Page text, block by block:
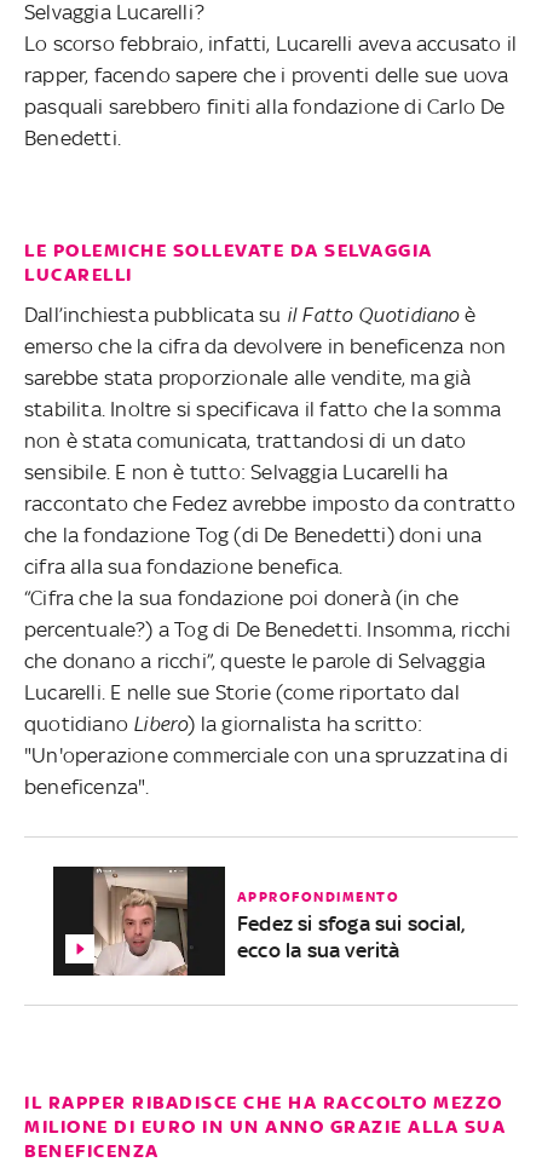
Selvaggia Lucarelli?
Lo scorso febbraio, infatti, Lucarelli aveva accusato il
rapper, facendo sapere che i proventi delle sue uova
pasquali sarebbero finiti alla fondazione di Carlo De
Benedetti.
LE POLEMICHE SOLLEVATE DA SELVAGGIA
LUCARELLI
Dall’inchiesta pubblicata su il Fatto Quotidianoè
emerso che la cifra da devolvere in beneficenza non
sarebbe stata proporzionale alle vendite, ma già
stabilita. Inoltre si specificava il fatto che la somma
non è stata comunicata, trattandosi di un dato
sensibile. E non è tutto: Selvaggia Lucarelli ha
raccontato che Fedez avrebbe imposto da contratto
che la fondazione Tog (di De Benedetti) doni una
cifra alla sua fondazione benefica.
“Cifra che la sua fondazione poi donerà (in che
percentuale?) a Tog di De Benedetti. Insomma, ricchi
che donano a ricchi”, queste le parole di Selvaggia
Lucarelli. E nelle sue Storie (come riportato dal
quotidiano Libero) la giornalista ha scritto:
"Un'operazione commerciale con una spruzzatina di
beneficenza".
APPROFONDIMENTO
Fedez si sfoga sui social,
ecco la sua verità
IL RAPPER RIBADISCE CHE HA RACCOLTO MEZZO
MILIONE DI EURO IN UN ANNO GRAZIE ALLA SUA
BENEFICENZA